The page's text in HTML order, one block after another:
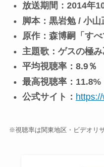
放送期間：2014年
脚本：黒岩勉 / 小山
原作：森博嗣「すべ
主題歌：ゲスの極
平均視聴率：8.9％
最高視聴率：11.8%
公式サイト：
※視聴率は関東地区・ビデオリ